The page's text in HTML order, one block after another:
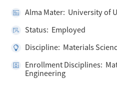
Alma Mater: University of
Status: Employed
Discipline: Materials
Enrollment Disciplines:
Engineering